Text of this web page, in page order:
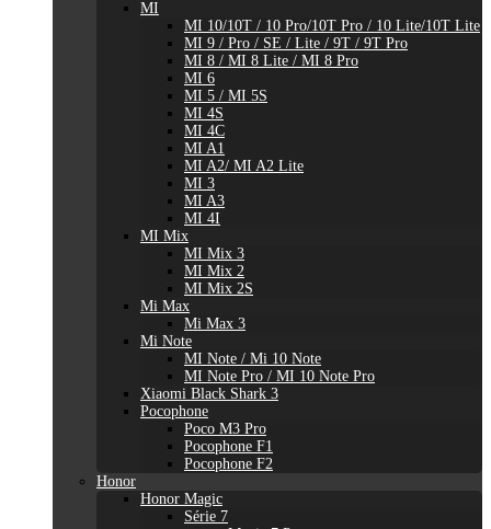
MI
MI 10/10T / 10 Pro/10T Pro / 10 Lite/10T Lite
MI 9 / Pro / SE / Lite / 9T / 9T Pro
MI 8 / MI 8 Lite / MI 8 Pro
MI 6
MI 5 / MI 5S
MI 4S
MI 4C
MI A1
MI A2/ MI A2 Lite
MI 3
MI A3
MI 4I
MI Mix
MI Mix 3
MI Mix 2
MI Mix 2S
Mi Max
Mi Max 3
Mi Note
MI Note / Mi 10 Note
MI Note Pro / MI 10 Note Pro
Xiaomi Black Shark 3
Pocophone
Poco M3 Pro
Pocophone F1
Pocophone F2
Honor
Honor Magic
Série 7